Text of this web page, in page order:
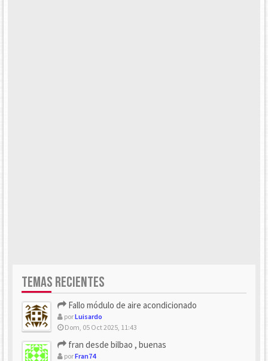
TEMAS RECIENTES
Fallo módulo de aire acondicionado
porLuisardo
Dom, 05 Oct 2025, 11:43
fran desde bilbao , buenas
porFran74